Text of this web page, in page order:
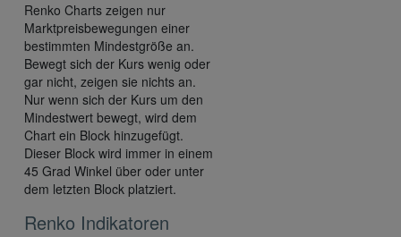
Renko Charts zeigen nur
Marktpreisbewegungen einer
bestimmten Mindestgröße an.
Bewegt sich der Kurs wenig oder
gar nicht, zeigen sie nichts an.
Nur wenn sich der Kurs um den
Mindestwert bewegt, wird dem
Chart ein Block hinzugefügt.
Dieser Block wird immer in einem
45 Grad Winkel über oder unter
dem letzten Block platziert.
Renko Indikatoren